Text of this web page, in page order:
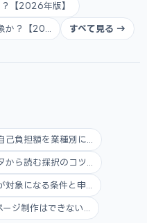
【2026年版】
？【20... すべて見る →
負担額を業種別に...
ら読む採択のコツ...
象になる条件と申...
ジ制作はできない...